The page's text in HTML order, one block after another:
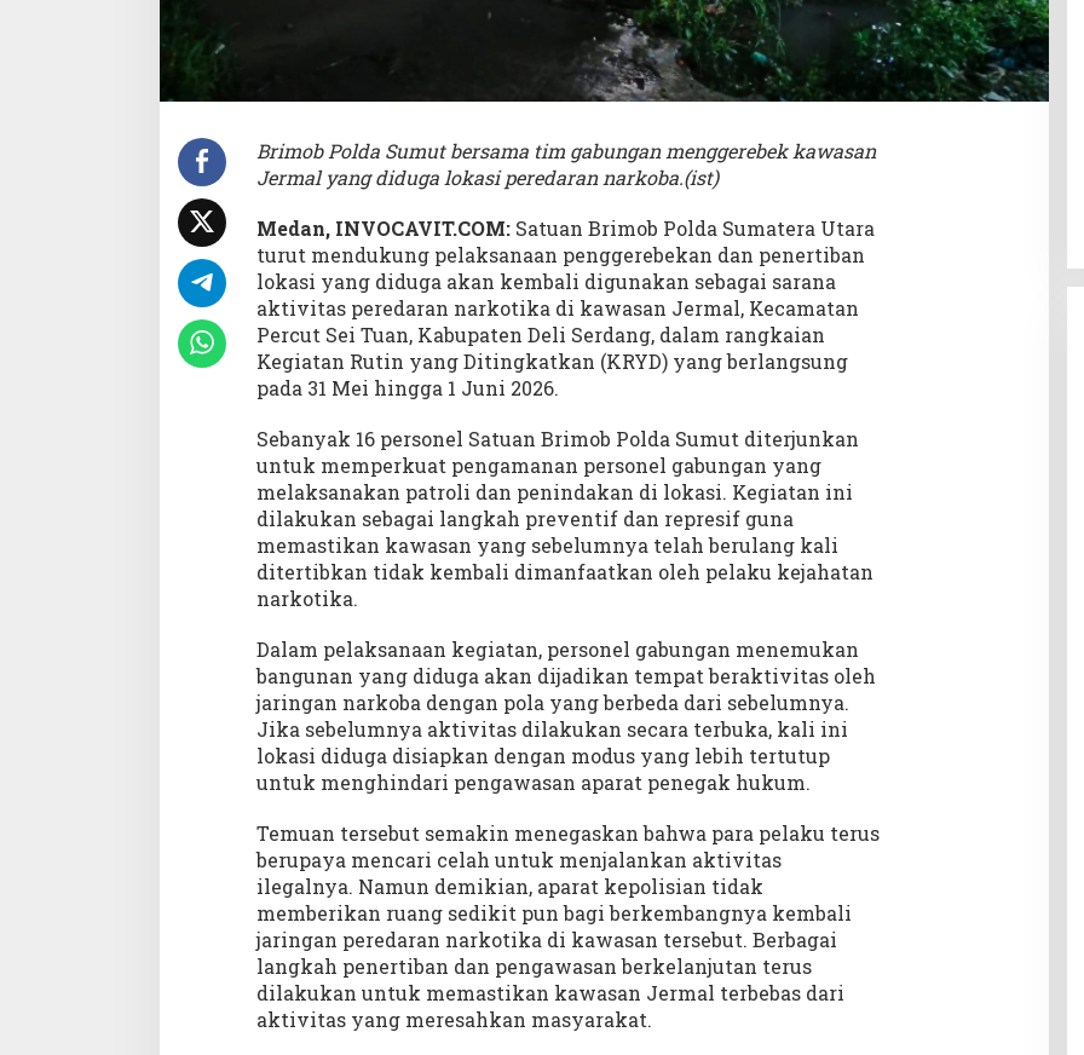
r
t
b
a
n
L
o
k
s
i
e
r
n
d
i
k
a
s
N
a
r
k
o
b
a
i
K
a
w
a
s
a
n
J
e
Brimob Polda Sumut bersama tim gabungan menggerebek kawasan
Jermal yang diduga lokasi peredaran narkoba.(ist)
Medan, INVOCAVIT.COM:Satuan Brimob Polda Sumatera Utara
turut mendukung pelaksanaan penggerebekan dan penertiban
lokasi yang diduga akan kembali digunakan sebagai sarana
aktivitas peredaran narkotika di kawasan Jermal, Kecamatan
Percut Sei Tuan, Kabupaten Deli Serdang, dalam rangkaian
Kegiatan Rutin yang Ditingkatkan (KRYD) yang berlangsung
pada 31 Mei hingga 1 Juni 2026.
Sebanyak 16 personel Satuan Brimob Polda Sumut diterjunkan
untuk memperkuat pengamanan personel gabungan yang
melaksanakan patroli dan penindakan di lokasi. Kegiatan ini
dilakukan sebagai langkah preventif dan represif guna
memastikan kawasan yang sebelumnya telah berulang kali
ditertibkan tidak kembali dimanfaatkan oleh pelaku kejahatan
narkotika.
Dalam pelaksanaan kegiatan, personel gabungan menemukan
bangunan yang diduga akan dijadikan tempat beraktivitas oleh
jaringan narkoba dengan pola yang berbeda dari sebelumnya.
Jika sebelumnya aktivitas dilakukan secara terbuka, kali ini
lokasi diduga disiapkan dengan modus yang lebih tertutup
untuk menghindari pengawasan aparat penegak hukum.
Temuan tersebut semakin menegaskan bahwa para pelaku terus
berupaya mencari celah untuk menjalankan aktivitas
ilegalnya. Namun demikian, aparat kepolisian tidak
memberikan ruang sedikit pun bagi berkembangnya kembali
jaringan peredaran narkotika di kawasan tersebut. Berbagai
langkah penertiban dan pengawasan berkelanjutan terus
dilakukan untuk memastikan kawasan Jermal terbebas dari
aktivitas yang meresahkan masyarakat.